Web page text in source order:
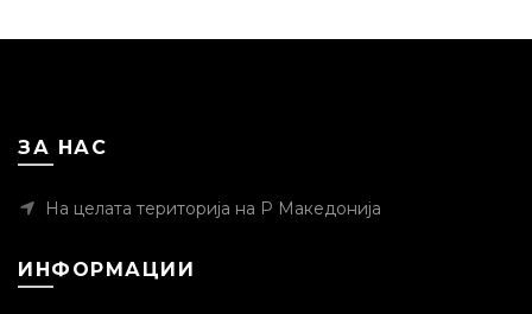
ЗА НАС
На целата територија на Р Македонија
ИНФОРМАЦИИ